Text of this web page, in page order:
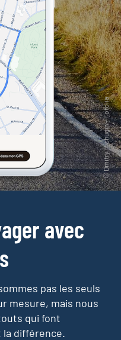
avec
pas les seuls
mesure, mais nous
qui font
différence.